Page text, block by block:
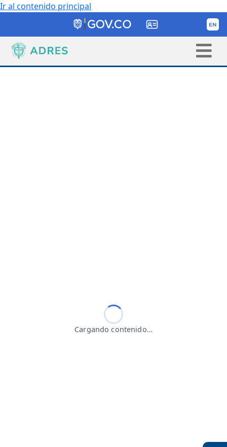
Ir al contenido principal
Cargando contenido…